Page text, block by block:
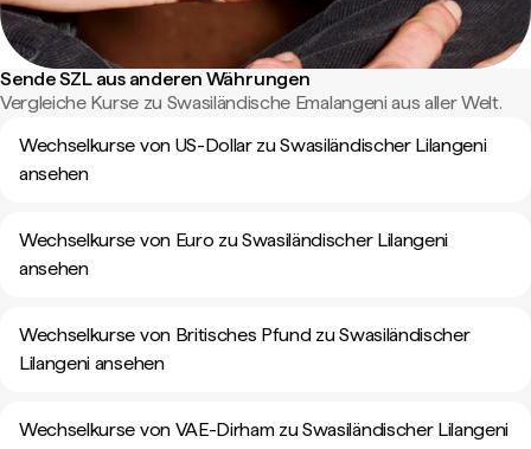
Sende SZL aus anderen Währungen
Vergleiche Kurse zu Swasiländische Emalangeni aus aller Welt.
Wechselkurse von US-Dollar zu Swasiländischer Lilangeni
ansehen
Wechselkurse von Euro zu Swasiländischer Lilangeni
ansehen
Wechselkurse von Britisches Pfund zu Swasiländischer
Lilangeni ansehen
Wechselkurse von VAE-Dirham zu Swasiländischer Lilangeni